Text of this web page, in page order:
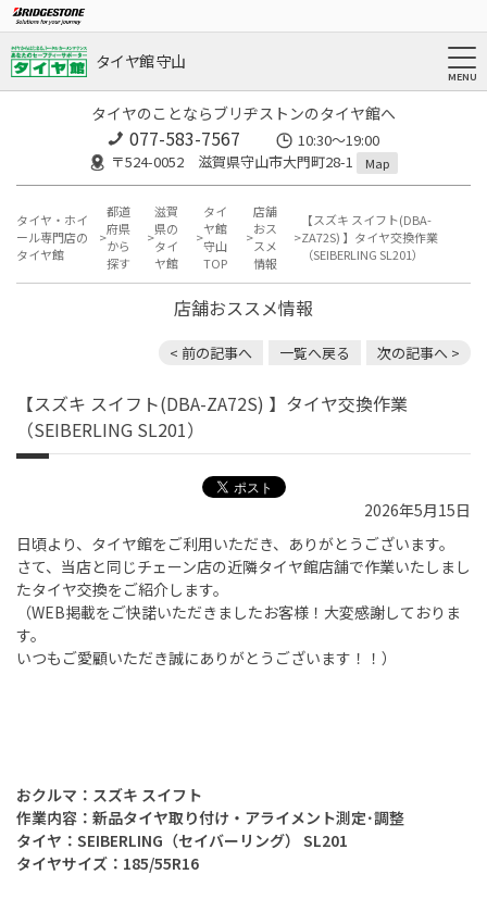
タイヤ館 守山
タイヤのことならブリヂストンのタイヤ館へ
077-583-7567
10:30～19:00
〒524-0052 滋賀県守山市大門町28-1
Map
タイヤ・ホイ
ール専門店の
タイヤ館
都道
府県
から
探す
滋賀
県の
タイ
ヤ館
タイ
ヤ館
守山
TOP
店舗
おス
スメ
情報
【スズキ スイフト(DBA-
ZA72S) 】タイヤ交換作業
（SEIBERLING SL201）
店舗おススメ情報
< 前の記事へ 一覧へ戻る 次の記事へ >
【スズキ スイフト(DBA-ZA72S) 】タイヤ交換作業
（SEIBERLING SL201）
2026年5月15日
日頃より、タイヤ館をご利用いただき、ありがとうございます。
さて、当店と同じチェーン店の近隣タイヤ館店舗で作業いたしまし
たタイヤ交換をご紹介します。
（WEB掲載をご快諾いただきましたお客様！大変感謝しておりま
す。
いつもご愛顧いただき誠にありがとうございます！！）
おクルマ：スズキ スイフト
作業内容： 新品タイヤ取り付け・アライメント測定･調整
タイヤ：SEIBERLING（セイバーリング） SL201
タイヤサイズ：185/55R16